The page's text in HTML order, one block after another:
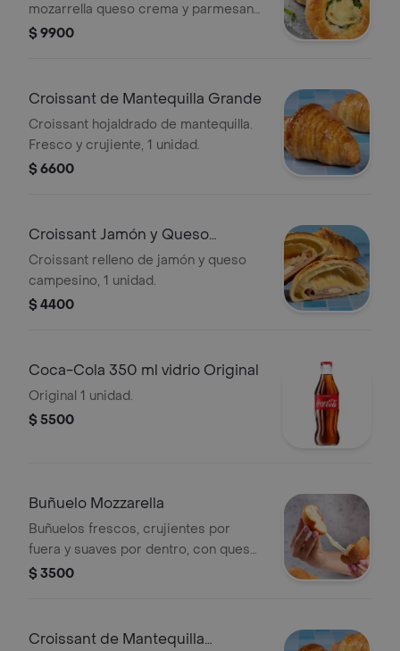
mozarrella queso crema y parmesano,
1 unidad.
$ 9900
Croissant de Mantequilla Grande
Croissant hojaldrado de mantequilla.
Fresco y crujiente, 1 unidad.
$ 6600
Croissant Jamón y Queso
Mediano
Croissant relleno de jamón y queso
campesino, 1 unidad.
$ 4400
Coca-Cola 350 ml vidrio Original
Original 1 unidad.
$ 5500
Buñuelo Mozzarella
Buñuelos frescos, crujientes por
fuera y suaves por dentro, con queso
Mozzarella.
$ 3500
Croissant de Mantequilla